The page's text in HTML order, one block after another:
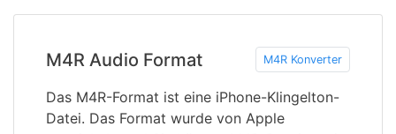
M4R Audio Format M4R Konverter
Das M4R-Format ist eine iPhone-Klingelton-
Datei. Das Format wurde von Apple